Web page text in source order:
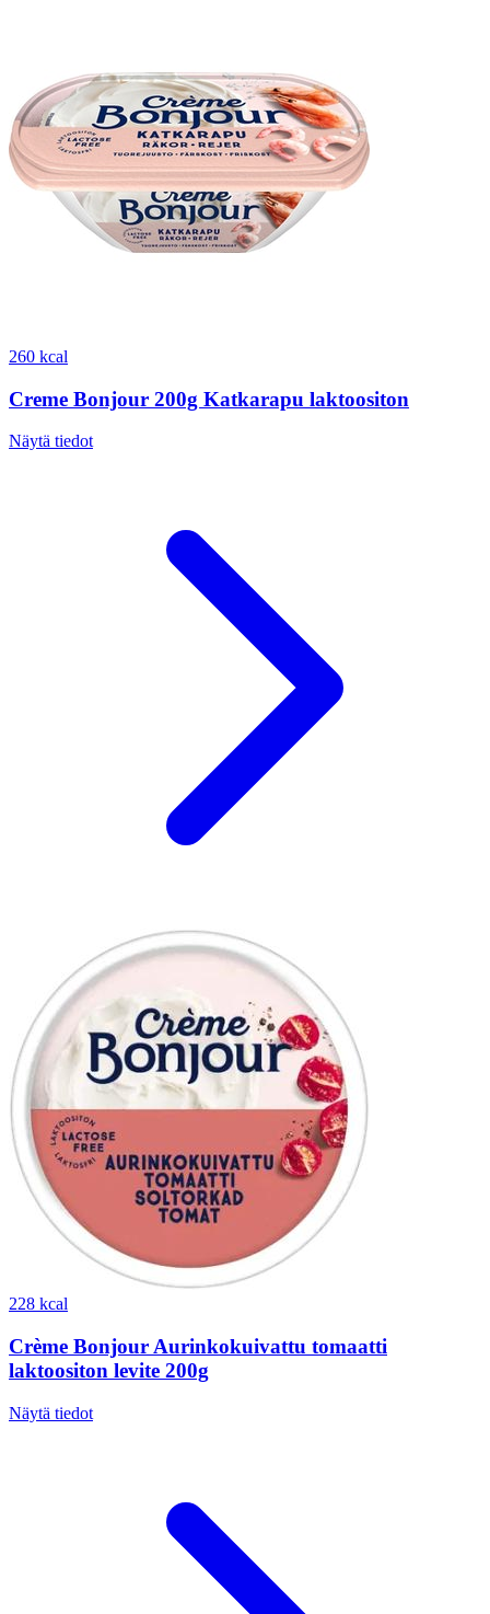
260 kcal
Creme Bonjour 200g Katkarapu laktoositon
Näytä tiedot
228 kcal
Crème Bonjour Aurinkokuivattu tomaatti
laktoositon levite 200g
Näytä tiedot